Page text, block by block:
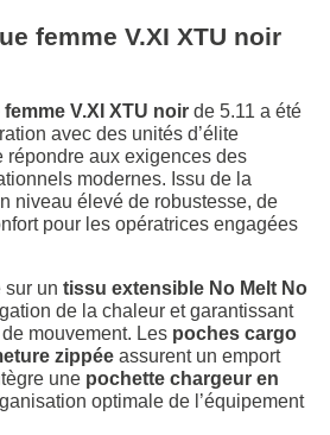
femme V.XI XTU noir
V.XI XTU noir de 5.11 a été
avec des unités d’élite
répondre aux exigences des
modernes. Issu de la
niveau élevé de robustesse, de
pour les opératrices engagées
sur un tissu extensible No Melt No
de la chaleur et garantissant
mouvement. Les poches cargo
zippée assurent un emport
une pochette chargeur en
optimale de l’équipement